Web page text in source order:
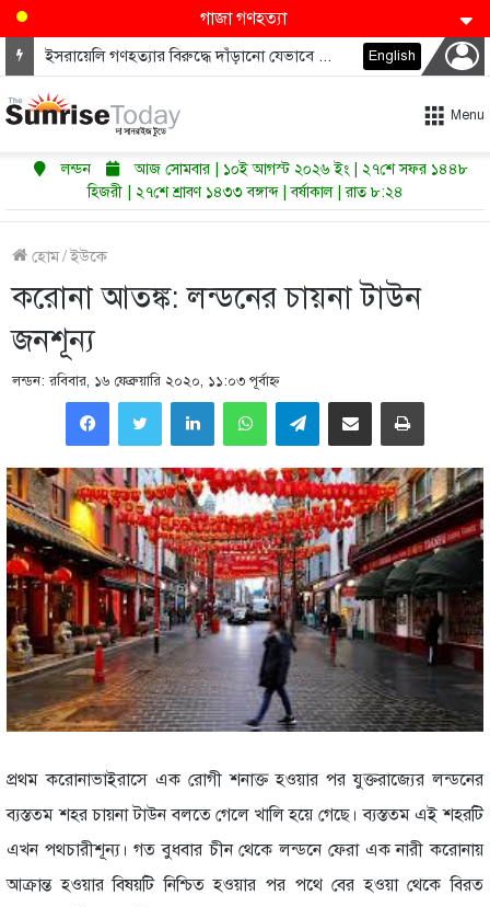
গাজা গণহত্যা
ইসরায়েলি গণহত্যার বিরুদ্ধে দাঁড়ানো যেভাবে ডেমোক্র্যাটদের নভেম্বরে কংগ্রেস জিতাতে পারে English
Menu
লন্ডন
আজ সোমবার | ১০ই আগস্ট ২০২৬ ইং | ২৭শে সফর ১৪৪৮
হিজরী | ২৭শে শ্রাবণ ১৪৩৩ বঙ্গাব্দ | বর্ষাকাল | রাত ৮:২৪
হোম/ইউকে
করোনা আতঙ্ক: লন্ডনের চায়না টাউন
জনশূন্য
লন্ডন: রবিবার, ১৬ ফেব্রুয়ারি ২০২০, ১১:০৩ পূর্বাহ্ণ
LinkedInWhatsAppTelegramShare via Email Print
প্রথম করোনাভাইরাসে এক রোগী শনাক্ত হওয়ার পর যুক্তরাজ্যের লন্ডনের
ব্যস্ততম শহর চায়না টাউন বলতে গেলে খালি হয়ে গেছে। ব্যস্ততম এই শহরটি
এখন পথচারীশূন্য। গত বুধবার চীন থেকে লন্ডনে ফেরা এক নারী করোনায়
আক্রান্ত হওয়ার বিষয়টি নিশ্চিত হওয়ার পর পথে বের হওয়া থেকে বিরত